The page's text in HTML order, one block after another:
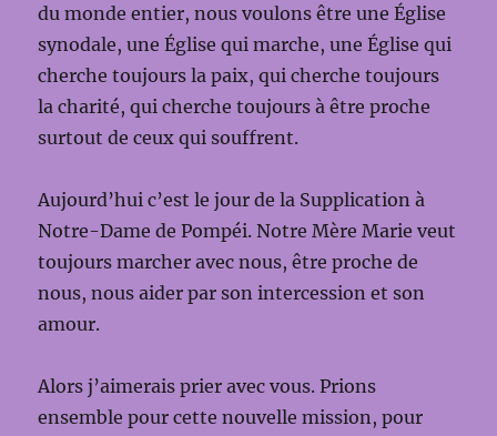
du monde entier, nous voulons être une Église
synodale, une Église qui marche, une Église qui
cherche toujours la paix, qui cherche toujours
la charité, qui cherche toujours à être proche
surtout de ceux qui souffrent.
Aujourd’hui c’est le jour de la Supplication à
Notre-Dame de Pompéi. Notre Mère Marie veut
toujours marcher avec nous, être proche de
nous, nous aider par son intercession et son
amour.
Alors j’aimerais prier avec vous. Prions
ensemble pour cette nouvelle mission, pour